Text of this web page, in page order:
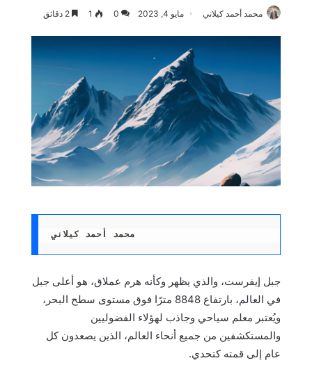
محمد أحمد كيلاني مايو 4, 2023 0
1
محمد أحمد كيلاني
جبل إيفرست، والذي يظهر وكأنه هرم عملاق، هو أعلى جبل
في العالم، بارتفاع 8848 مترًا فوق مستوى سطح البحر،
ويُعتبر معلم سياحي وجاذب لهؤلاء الفضوليين
والمستكشفين من جميع أنحاء العالم، الذين يصعدون كل
عام إلى قمته كتحدي.